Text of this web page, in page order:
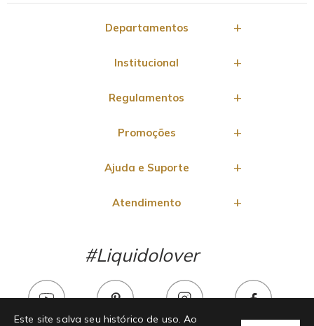
Este site salva seu histórico de uso. Ao
Departamentos
Institucional
Regulamentos
Promoções
Ajuda e Suporte
Atendimento
#Liquidolover